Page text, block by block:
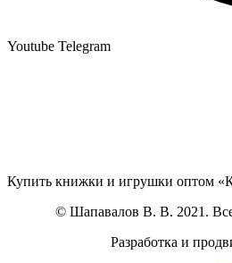
Youtube Telegram
Купить книжки и игрушки оптом
© Шапавалов В. В. 2021.
Разработка и